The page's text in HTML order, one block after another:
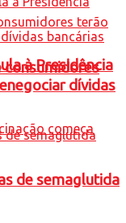
à Presidência
consumidores
dívidas
de semaglutida